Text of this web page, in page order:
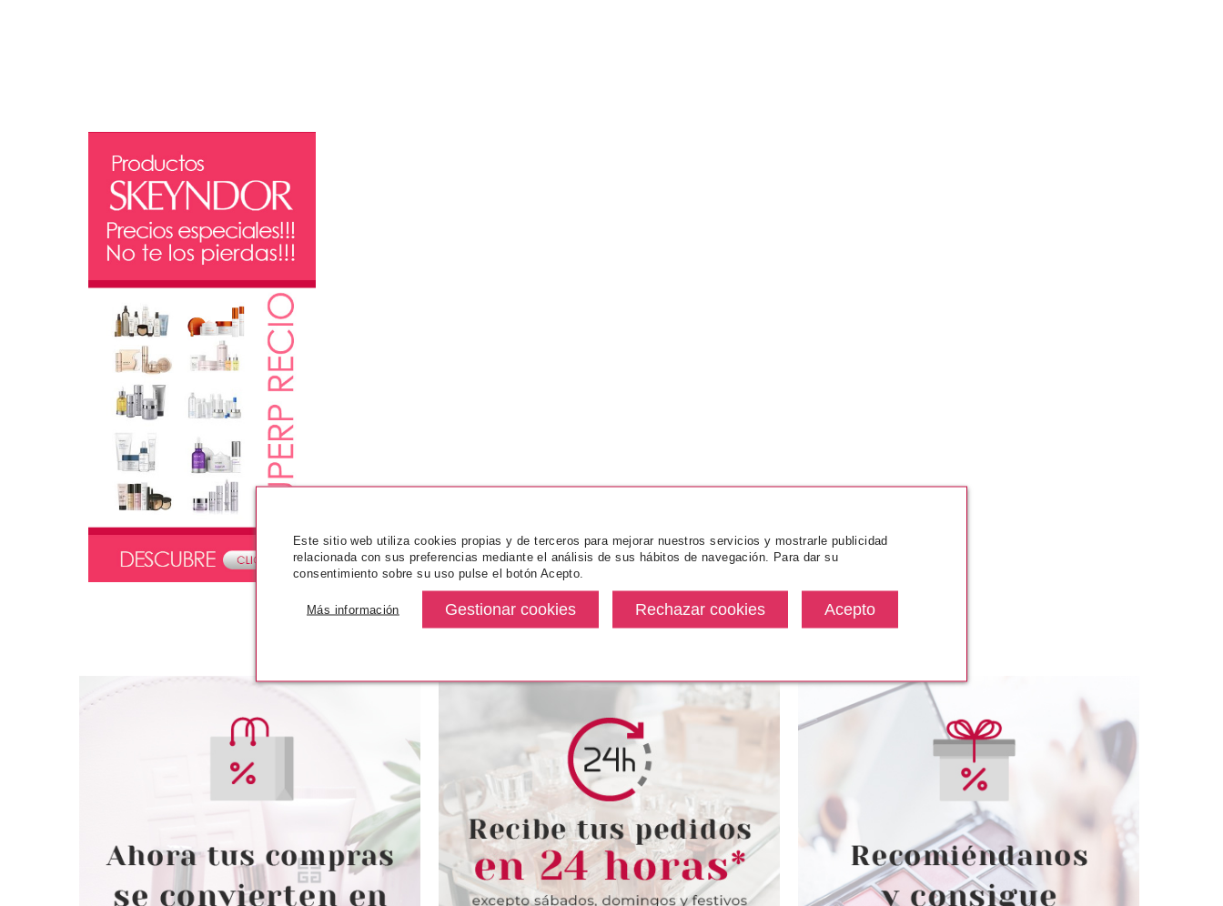
Este sitio web utiliza cookies propias y de terceros para mejorar nuestros servicios y mostrarle publicidad
relacionada con sus preferencias mediante el análisis de sus hábitos de navegación. Para dar su
consentimiento sobre su uso pulse el botón Acepto.
Más información